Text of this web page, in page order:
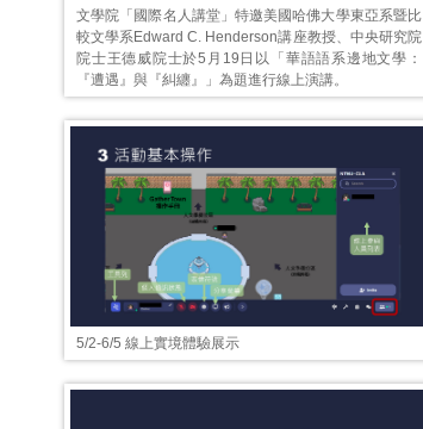
文學院「國際名人講堂」特邀美國哈佛大學東亞系暨比
較文學系Edward C. Henderson講座教授、中央研究院
院士王德威院士於5月19日以「華語語系邊地文學：
『遭遇』與『糾纏』」為題進行線上演講。
5/2-6/5 線上實境體驗展示